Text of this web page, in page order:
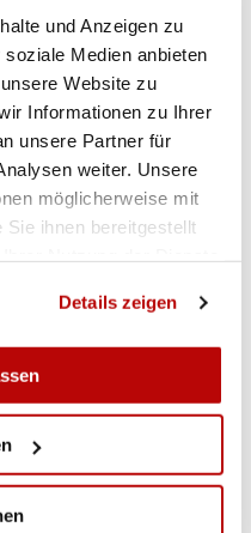
und Anzeigen zu
Medien anbieten
Website zu
Informationen zu Ihrer
unsere Partner für
weiter. Unsere
möglicherweise mit
ihnen bereitgestellt
Details zeigen
FÜR
11. FEBRUAR 2023 IN
ab 08.00 Uhr
– Vully-Broye 1
Uri LG-Team 1 –
1 – Thunersee 1
1 –